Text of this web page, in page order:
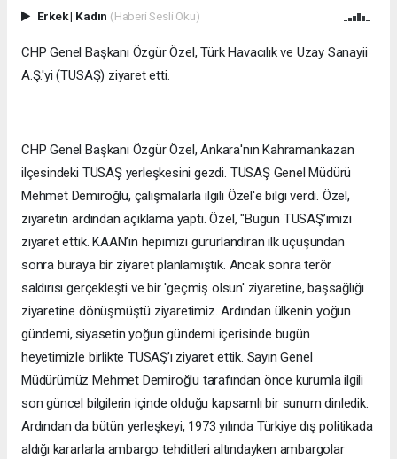
Erkek| Kadın (Haberi Sesli Oku)
CHP Genel Başkanı Özgür Özel, Türk Havacılık ve Uzay Sanayii
A.Ş.'yi (TUSAŞ) ziyaret etti.
CHP Genel Başkanı Özgür Özel, Ankara'nın Kahramankazan
ilçesindeki TUSAŞ yerleşkesini gezdi. TUSAŞ Genel Müdürü
Mehmet Demiroğlu, çalışmalarla ilgili Özel'e bilgi verdi. Özel,
ziyaretin ardından açıklama yaptı. Özel, "Bugün TUSAŞ’ımızı
ziyaret ettik. KAAN’ın hepimizi gururlandıran ilk uçuşundan
sonra buraya bir ziyaret planlamıştık. Ancak sonra terör
saldırısı gerçekleşti ve bir 'geçmiş olsun' ziyaretine, başsağlığı
ziyaretine dönüşmüştü ziyaretimiz. Ardından ülkenin yoğun
gündemi, siyasetin yoğun gündemi içerisinde bugün
heyetimizle birlikte TUSAŞ’ı ziyaret ettik. Sayın Genel
Müdürümüz Mehmet Demiroğlu tarafından önce kurumla ilgili
son güncel bilgilerin içinde olduğu kapsamlı bir sunum dinledik.
Ardından da bütün yerleşkeyi, 1973 yılında Türkiye dış politikada
aldığı kararlarla ambargo tehditleri altındayken ambargolar